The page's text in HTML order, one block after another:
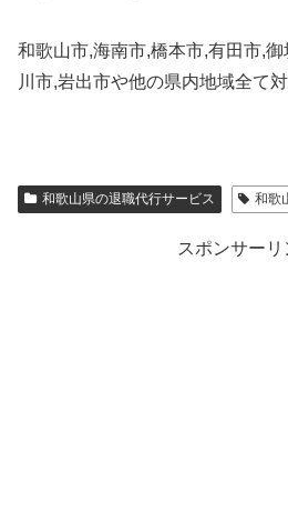
和歌山市,海南市,橋本市,有田市,
川市,岩出市や他の県内地域全て対
和歌山県の退職代行サービス 和歌
スポンサーリ